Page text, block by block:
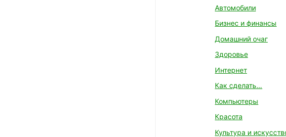
Автомобили
Бизнес и финансы
Домашний очаг
Здоровье
Интернет
Как сделать…
Компьютеры
Красота
Культура и